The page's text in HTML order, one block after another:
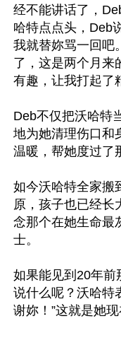
经不能讲话了，
哈特点点头，Deb
我就替妳骂一回吧
了，这是两个月来
有趣，让我打起了
Deb不仅把沃哈特
地为她清理伤口和
温暖，帮她度过了
如今沃哈特全家搬
原，孩子也已经长
念那个在她生命最
士。
如果能见到20年前
说什么呢？沃哈特